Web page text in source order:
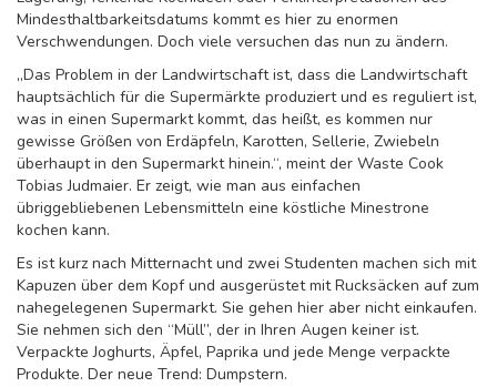
Mindesthaltbarkeitsdatums kommt es hier zu enormen
Verschwendungen. Doch viele versuchen das nun zu ändern.
„Das Problem in der Landwirtschaft ist, dass die Landwirtschaft
hauptsächlich für die Supermärkte produziert und es reguliert ist,
was in einen Supermarkt kommt, das heißt, es kommen nur
gewisse Größen von Erdäpfeln, Karotten, Sellerie, Zwiebeln
überhaupt in den Supermarkt hinein.“, meint der Waste Cook
Tobias Judmaier. Er zeigt, wie man aus einfachen
übriggebliebenen Lebensmitteln eine köstliche Minestrone
kochen kann.
Es ist kurz nach Mitternacht und zwei Studenten machen sich mit
Kapuzen über dem Kopf und ausgerüstet mit Rucksäcken auf zum
nahegelegenen Supermarkt. Sie gehen hier aber nicht einkaufen.
Sie nehmen sich den “Müll”, der in Ihren Augen keiner ist.
Verpackte Joghurts, Äpfel, Paprika und jede Menge verpackte
Produkte. Der neue Trend: Dumpstern.